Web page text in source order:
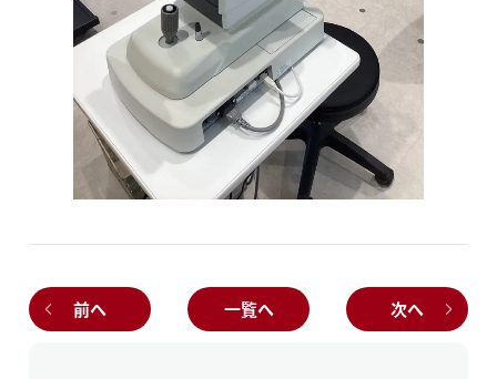
前へ 一覧へ 次へ